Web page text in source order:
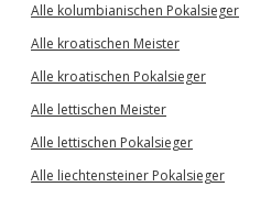
Alle kolumbianischen Pokalsieger
Alle kroatischen Meister
Alle kroatischen Pokalsieger
Alle lettischen Meister
Alle lettischen Pokalsieger
Alle liechtensteiner Pokalsieger